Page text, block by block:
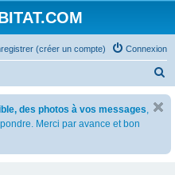
Connexion
(créer un compte)
e
des photos à vos messages,
Merci par avance et bon